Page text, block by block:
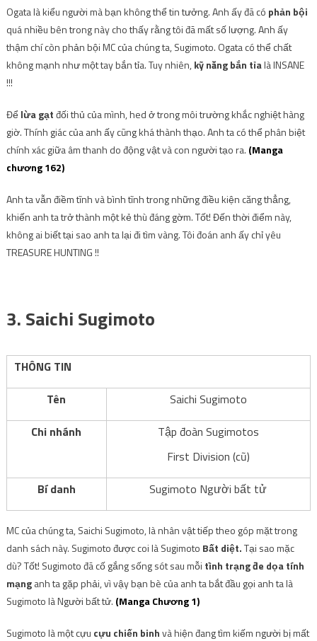
Ogata là kiểu người mà bạn không thể tin tưởng. Anh ấy đã có phản bội
quá nhiều bên trong này cho thấy rằng tôi đã mất số lượng. Anh ấy
thậm chí còn phản bội MC của chúng ta, Sugimoto. Ogata có thể chất
không mạnh như một tay bắn tỉa. Tuy nhiên,kỹ năng bắn tỉalà INSANE
!!!
Đểlừa gạtđối thủ của mình, hed ở trong môi trường khắc nghiệt hàng
giờ. Thính giác của anh ấy cũng khá thành thạo. Anh ta có thể phân biệt
chính xác giữa âm thanh do động vật và con người tạo ra. (Manga
chương 162)
Anh ta vẫn điềm tĩnh và bình tĩnh trong những điều kiện căng thẳng,
khiến anh ta trở thành một kẻ thù đáng gờm. Tốt! Đến thời điểm này,
không ai biết tại sao anh ta lại đi tìm vàng. Tôi đoán anh ấy chỉ yêu
TREASURE HUNTING !!
3. Saichi Sugimoto
THÔNG TIN
Tên
Saichi Sugimoto
Chi nhánh
Tập đoàn Sugimotos
First Division (cũ)
Bí danh
Sugimoto Người bất tử
MC của chúng ta, Saichi Sugimoto, là nhân vật tiếp theo góp mặt trong
danh sách này. Sugimoto được coi là Sugimoto Bất diệt.Tại sao mặc
dù? Tốt! Sugimoto đã cố gắng sống sót sau mỗi tình trạng đe dọa tính
mạnganh ta gặp phải, vì vậy bạn bè của anh ta bắt đầu gọi anh ta là
Sugimoto là Người bất tử. (Manga Chương 1)
Sugimoto là một cựu cựu chiến binhvà hiện đang tìm kiếm người bị mất